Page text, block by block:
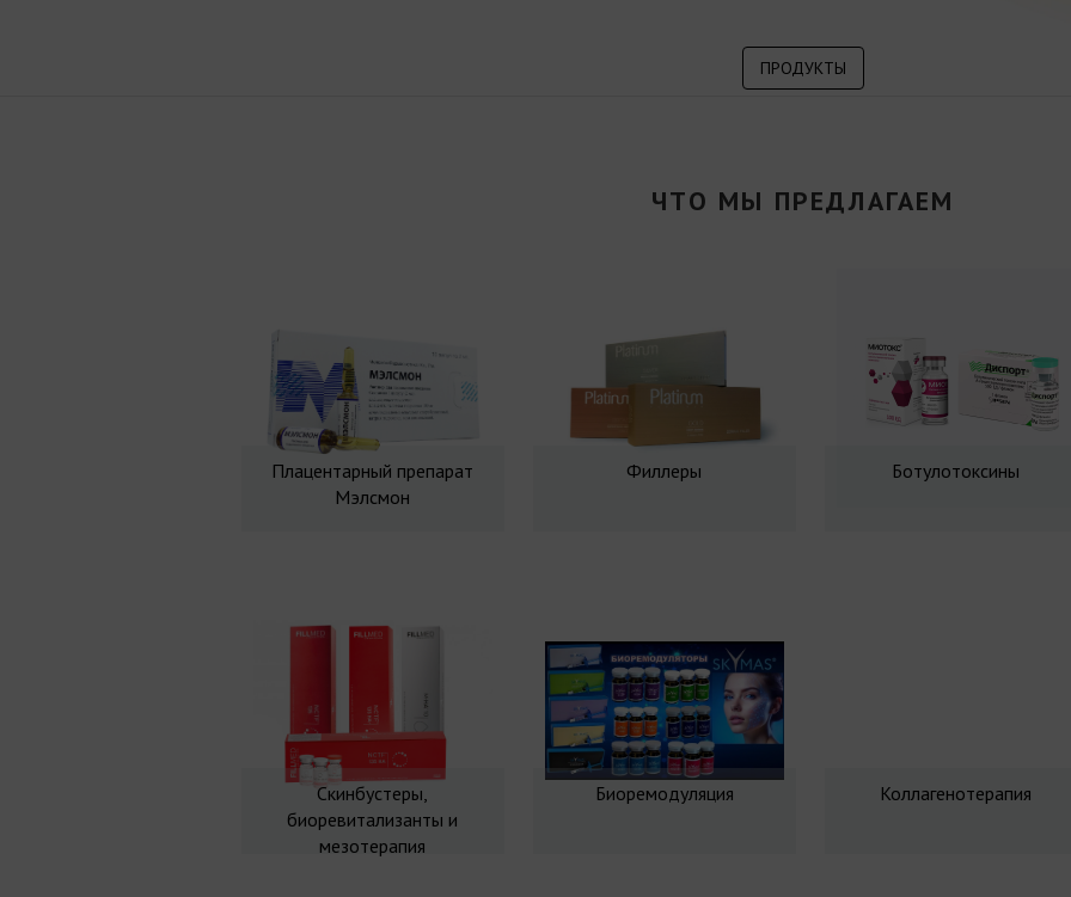
ПРОДУКТЫ
ЧТО МЫ ПРЕДЛАГАЕМ
Плацентарный препарат
Мэлсмон
Филлеры Ботулотоксины
Скинбустеры,
биоревитализанты и
мезотерапия
Биоремодуляция Коллагенотерапия